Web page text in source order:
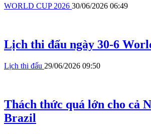
WORLD CUP 2026 30/06/2026 06:49
Lịch thi đấu ngày 30-6
Lịch thi đấu 29/06/2026 09:50
Thách thức quá lớn cho cả
Brazil